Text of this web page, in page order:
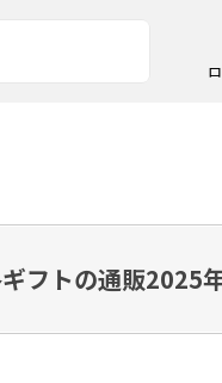
フトの通販2025